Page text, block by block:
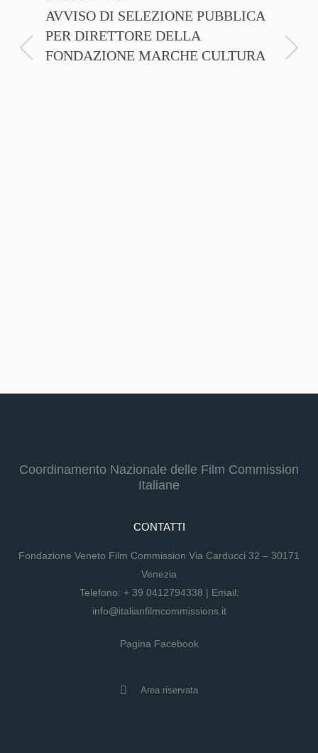
AVVISO DI SELEZIONE PUBBLICA
PER DIRETTORE DELLA
FONDAZIONE MARCHE CULTURA
Coordinamento Nazionale delle Film Commission
Italiane
CONTATTI
Fondazione Veneto Film Commission Via Carducci 32 – 30171
Venezia
Telefono: + 39 0412794338 | Email:
info@italianfilmcommissions.it
Pagina Facebook
Area riservata